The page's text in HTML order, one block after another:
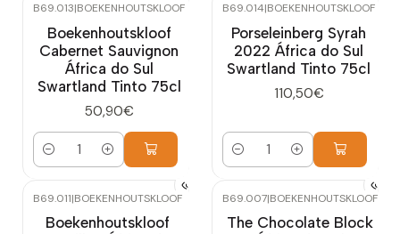
B69.013|BOEKENHOUTSKLOOF
Boekenhoutskloof
Cabernet Sauvignon
África do Sul
Swartland Tinto 75cl
50,90€
Quantidade
B69.014|BOEKENHOUTSKLOOF
Porseleinberg Syrah
2022 África do Sul
Swartland Tinto 75cl
110,50€
Quantidade
B69.011|BOEKENHOUTSKLOOF
Boekenhoutskloof
B69.007|BOEKENHOUTSKLOOF
The Chocolate Block